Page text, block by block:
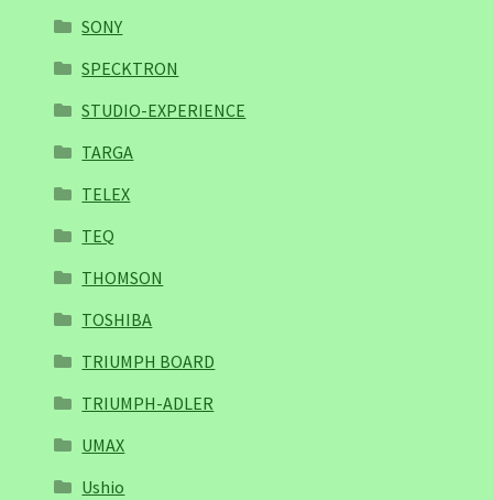
SONY
SPECKTRON
STUDIO-EXPERIENCE
TARGA
TELEX
TEQ
THOMSON
TOSHIBA
TRIUMPH BOARD
TRIUMPH-ADLER
UMAX
Ushio